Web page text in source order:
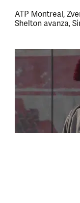
ATP Montreal,
Shelton avanza,